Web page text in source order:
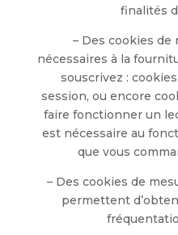
finalités
– Des cookies de
nécessaires à la
souscrivez :
session, ou encore
faire fonctionner un
est nécessaire au
que vous
– Des cookies de
permettent